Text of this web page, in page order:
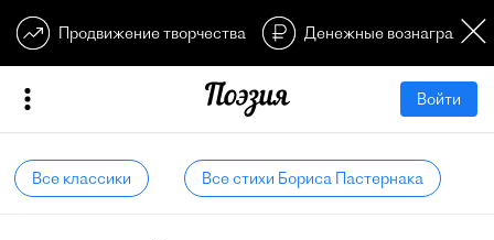
Продвижение творчества Денежные
Войти
Все классики Все стихи Бориса Пастернака